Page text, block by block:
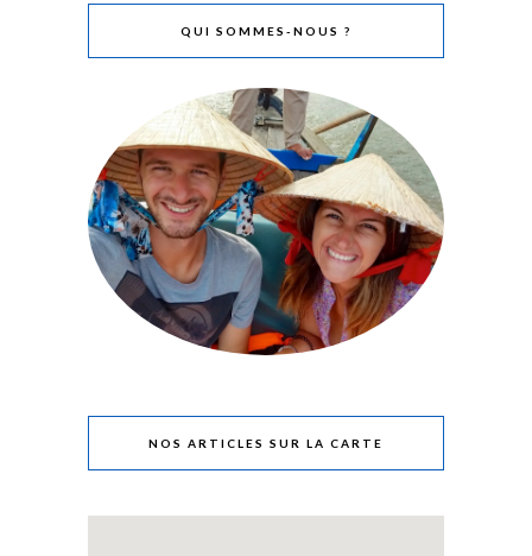
QUI SOMMES-NOUS ?
NOS ARTICLES SUR LA CARTE